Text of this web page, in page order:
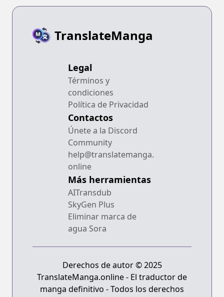
TranslateManga
Legal
Términos y
condiciones
Política de Privacidad
Contactos
Únete a la Discord
Community
help@translatemanga.
online
Más herramientas
AITransdub
SkyGen Plus
Eliminar marca de
agua Sora
Derechos de autor © 2025
TranslateManga.online - El traductor de
manga definitivo - Todos los derechos